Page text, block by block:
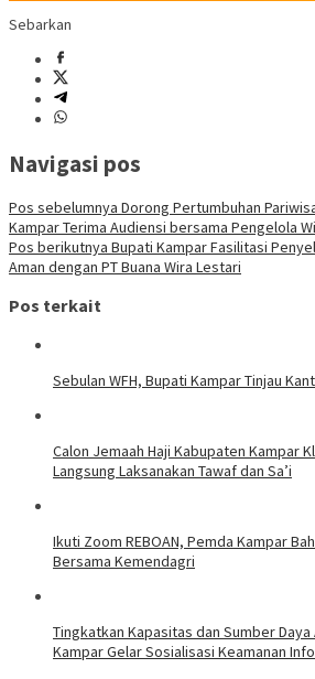
Sebarkan
Navigasi pos
Pos sebelumnya Dorong Pertumbuhan
Kampar Terima Audiensi bersama Pengelola
Pos berikutnya Bupati Kampar Fasilitasi
Aman dengan PT Buana Wira Lestari
Pos terkait
Sebulan WFH, Bupati Kampar Tinjau
Calon Jemaah Haji Kabupaten Kampar
Langsung Laksanakan Tawaf dan Sa’i
Ikuti Zoom REBOAN, Pemda Kampar
Bersama Kemendagri
Tingkatkan Kapasitas dan Sumber Daya
Kampar Gelar Sosialisasi Keamanan